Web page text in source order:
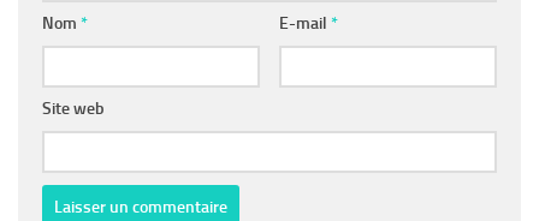
Nom * E-mail *
Site web